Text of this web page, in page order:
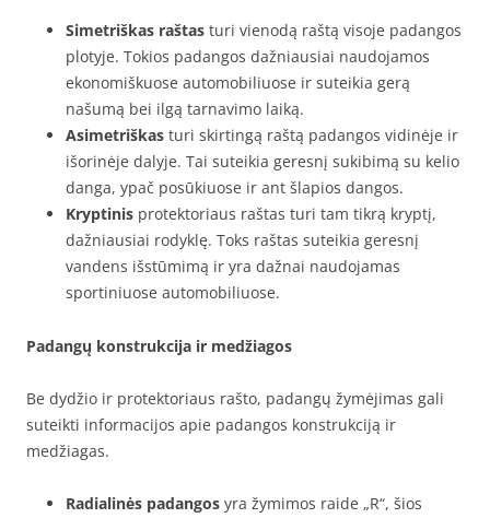
Simetriškas raštas turi vienodą raštą visoje padangos
plotyje. Tokios padangos dažniausiai naudojamos
ekonomiškuose automobiliuose ir suteikia gerą
našumą bei ilgą tarnavimo laiką.
Asimetriškas turi skirtingą raštą padangos vidinėje ir
išorinėje dalyje. Tai suteikia geresnį sukibimą su kelio
danga, ypač posūkiuose ir ant šlapios dangos.
Kryptinis protektoriaus raštas turi tam tikrą kryptį,
dažniausiai rodyklę. Toks raštas suteikia geresnį
vandens išstūmimą ir yra dažnai naudojamas
sportiniuose automobiliuose.
Padangų konstrukcija ir medžiagos
Be dydžio ir protektoriaus rašto, padangų žymėjimas gali
suteikti informacijos apie padangos konstrukciją ir
medžiagas.
Radialinės padangos yra žymimos raide „R“, šios